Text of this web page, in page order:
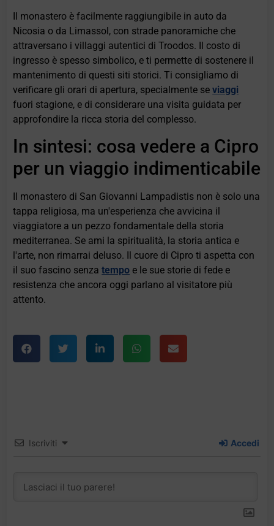
Il monastero è facilmente raggiungibile in auto da
Nicosia o da Limassol, con strade panoramiche che
attraversano i villaggi autentici di Troodos. Il costo di
ingresso è spesso simbolico, e ti permette di sostenere il
mantenimento di questi siti storici. Ti consigliamo di
verificare gli orari di apertura, specialmente seviaggi
fuori stagione, e di considerare una visita guidata per
approfondire la ricca storia del complesso.
In sintesi: cosa vedere a Cipro
per un viaggio indimenticabile
Il monastero di San Giovanni Lampadistis non è solo una
tappa religiosa, ma un'esperienza che avvicina il
viaggiatore a un pezzo fondamentale della storia
mediterranea. Se ami la spiritualità, la storia antica e
l'arte, non rimarrai deluso. Il cuore di Cipro ti aspetta con
il suo fascino senzatempo e le sue storie di fede e
resistenza che ancora oggi parlano al visitatore più
attento.
Iscriviti Accedi